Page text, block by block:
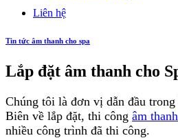
Liên hệ
Tin tức âm thanh cho spa
Lắp đặt âm thanh cho
Chúng tôi là đơn vị dẫn đầu
Biên về lắp đặt, thi công âm
nhiều công trình đã thi công.